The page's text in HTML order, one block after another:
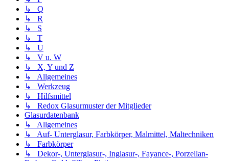
↳ Q
↳ R
↳ S
↳ T
↳ U
↳ V u. W
↳ X, Y und Z
↳ Allgemeines
↳ Werkzeug
↳ Hilfsmittel
↳ Redox Glasurmuster der Mitglieder
Glasurdatenbank
↳ Allgemeines
↳ Auf- Unterglasur, Farbkörper, Malmittel, Maltechniken
↳ Farbkörper
↳ Dekor-, Unterglasur-, Inglasur-, Fayance-, Porzellan-